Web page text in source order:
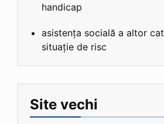
handicap
asistența socială a altor
situație de risc
Site vechi